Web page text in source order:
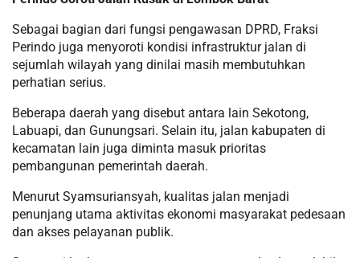
Sebagai bagian dari fungsi pengawasan DPRD, Fraksi
Perindo juga menyoroti kondisi infrastruktur jalan di
sejumlah wilayah yang dinilai masih membutuhkan
perhatian serius.
Beberapa daerah yang disebut antara lain Sekotong,
Labuapi, dan Gunungsari. Selain itu, jalan kabupaten di
kecamatan lain juga diminta masuk prioritas
pembangunan pemerintah daerah.
Menurut Syamsuriansyah, kualitas jalan menjadi
penunjang utama aktivitas ekonomi masyarakat pedesaan
dan akses pelayanan publik.